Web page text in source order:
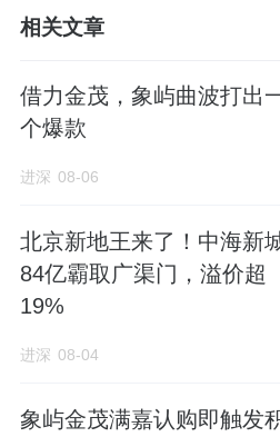
视角+归家动线”的设计逻
主从进入社区大门到回到
动线”，逐一识别触点和痛
在归家大堂，业主可以看
家”痛点的便民手推购物
麦茶；集办公用品、医药
相关文章
借力金茂，象屿曲波打出
个爆款
进深 08-06
北京新地王来了！中海新
84亿霸取广渠门，溢价超
19%
进深 08-04
象屿金茂满嘉认购即触发